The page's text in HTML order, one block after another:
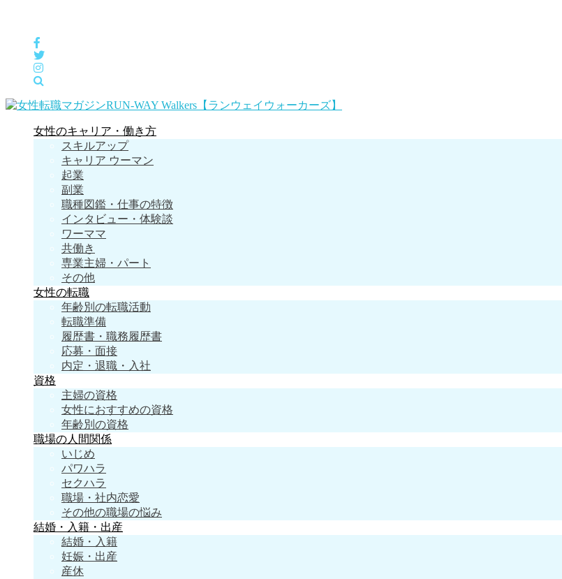
女性のキャリア・働き方
スキルアップ
キャリア ウーマン
起業
副業
職種図鑑・仕事の特徴
インタビュー・体験談
ワーママ
共働き
専業主婦・パート
その他
女性の転職
年齢別の転職活動
転職準備
履歴書・職務履歴書
応募・面接
内定・退職・入社
資格
主婦の資格
女性におすすめの資格
年齢別の資格
職場の人間関係
いじめ
パワハラ
セクハラ
職場・社内恋愛
その他の職場の悩み
結婚・入籍・出産
結婚・入籍
妊娠・出産
産休